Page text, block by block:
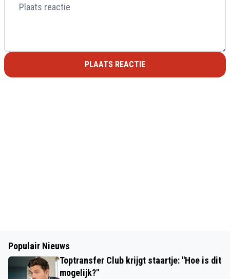
PLAATS REACTIE
Populair Nieuws
Toptransfer Club krijgt staartje: "Hoe is dit
mogelijk?"